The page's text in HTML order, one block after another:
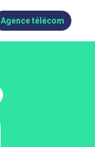
Agence télécom